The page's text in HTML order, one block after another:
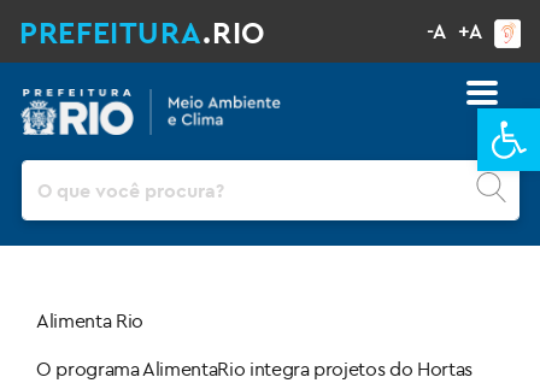
PREFEITURA.RIO -A +A
Pesquisar
Alimenta Rio
O programa AlimentaRio integra projetos do Hortas